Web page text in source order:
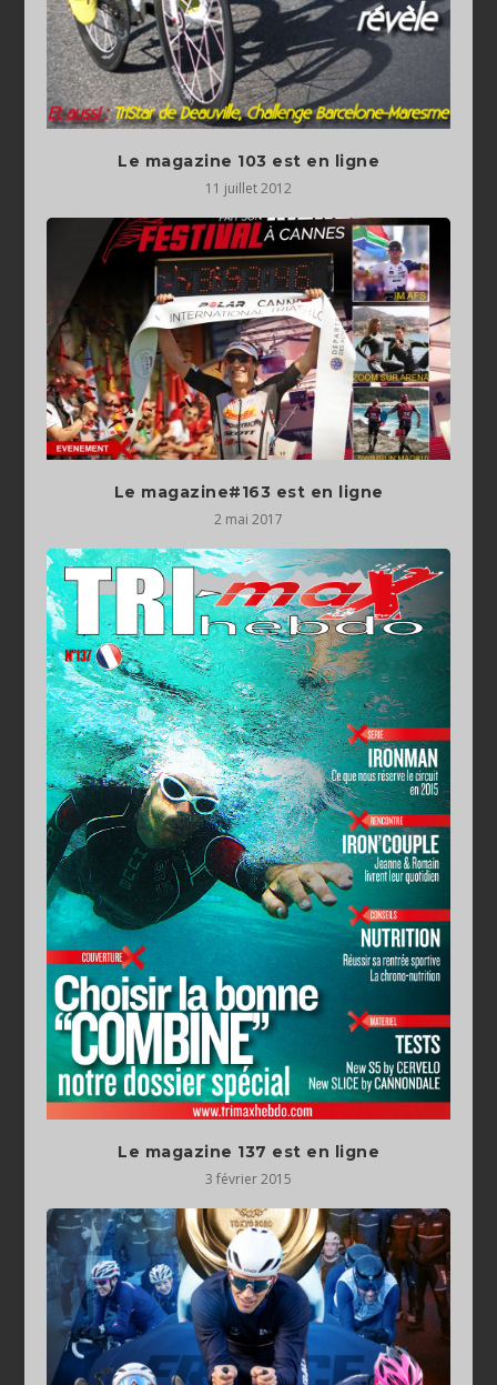
Le magazine 103 est en ligne
11 juillet 2012
Le magazine#163 est en ligne
2 mai 2017
Le magazine 137 est en ligne
3 février 2015